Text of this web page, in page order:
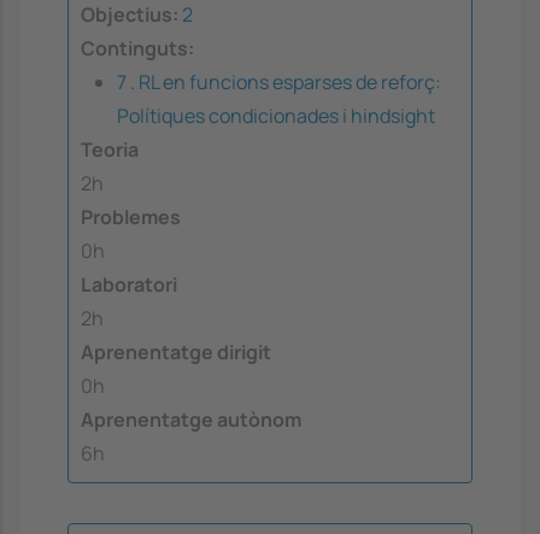
Objectius: 2
Continguts:
7 . RL en funcions esparses de reforç:
Polítiques condicionades i hindsight
Teoria
2h
Problemes
0h
Laboratori
2h
Aprenentatge dirigit
0h
Aprenentatge autònom
6h